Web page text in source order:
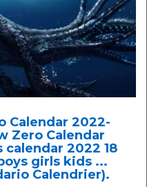
Calendar 2022-
Zero Calendar
calendar 2022 18
girls kids ...
Calendrier).